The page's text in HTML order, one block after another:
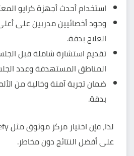
استخدام أحدث أجهزة كرايو
وجود أخصائيين مدربين على
العلاج بدقة.
تقديم استشارة شاملة قبل
المناطق المستهدفة وعدد
ضمان تجربة آمنة وخالية من
بدقة.
على أفضل النتائج دون مخاطر.